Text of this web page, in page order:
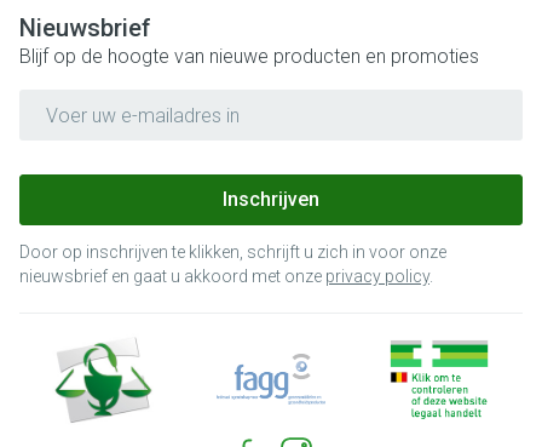
Nieuwsbrief
Blijf op de hoogte van nieuwe producten en promoties
Inschrijven
Door op inschrijven te klikken, schrijft u zich in voor onze
nieuwsbrief en gaat u akkoord met onze privacy policy.